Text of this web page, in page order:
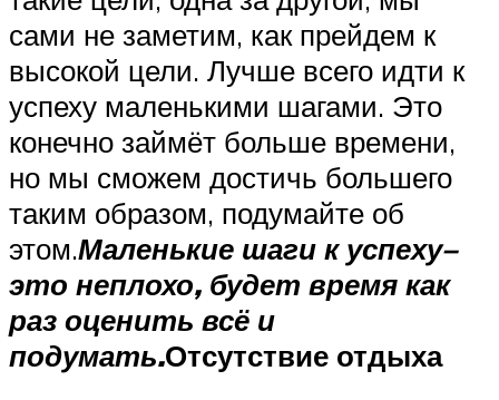
сами не заметим, как прейдем к
высокой цели. Лучше всего идти к
успеху маленькими шагами. Это
конечно займёт больше времени,
но мы сможем достичь большего
таким образом, подумайте об
этом.Маленькие шаги к успеху–
это неплохо, будет время как
раз оценить всё и
подумать.Отсутствие отдыха